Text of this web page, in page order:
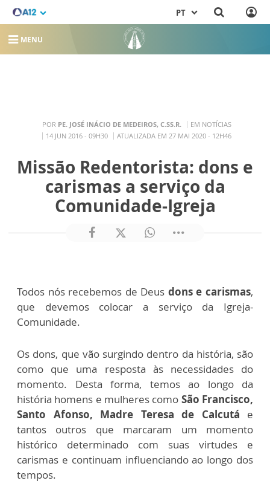
PT
MENU
POR PE. JOSÉ INÁCIO DE MEDEIROS, C.SS.R.
EM NOTÍCIAS
14 JUN 2016 - 09H30
ATUALIZADA EM 27 MAI 2020 - 12H46
Missão Redentorista: dons e
carismas a serviço da
Comunidade-Igreja
Todos nós recebemos de Deus dons e carismas,
que devemos colocar a serviço da Igreja-
Comunidade.
Os dons, que vão surgindo dentro da história, são
como que uma resposta às necessidades do
momento. Desta forma, temos ao longo da
história homens e mulheres como São Francisco,
Santo Afonso, Madre Teresa de Calcutá e
tantos outros que marcaram um momento
histórico determinado com suas virtudes e
carismas e continuam influenciando ao longo dos
tempos.